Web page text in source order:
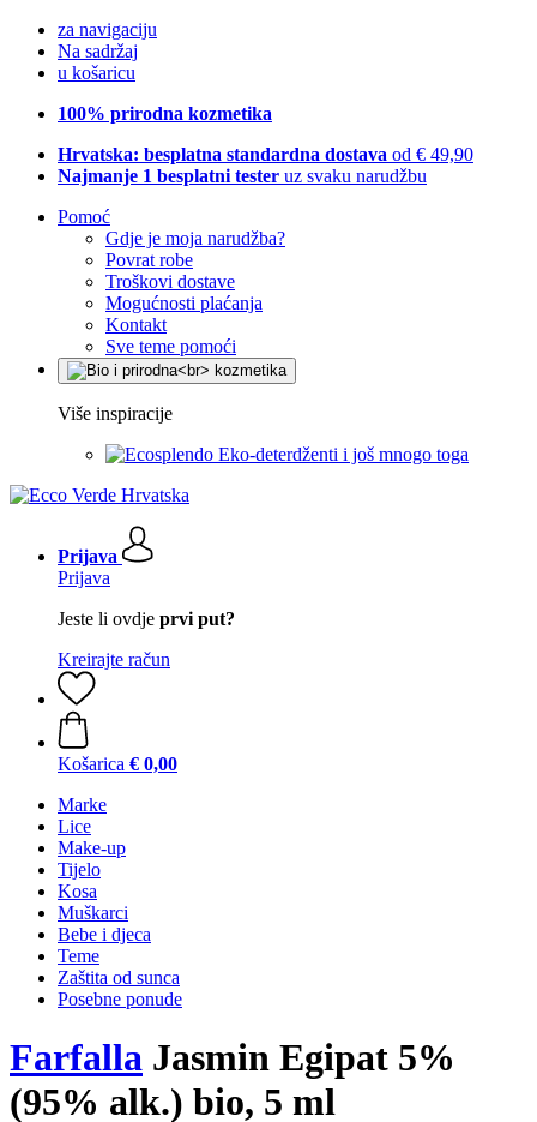
za navigaciju
Na sadržaj
u košaricu
100% prirodna kozmetika
Hrvatska: besplatna standardna dostava od € 49,90
Najmanje 1 besplatni tester uz svaku narudžbu
Pomoć
Gdje je moja narudžba?
Povrat robe
Troškovi dostave
Mogućnosti plaćanja
Kontakt
Sve teme pomoći
Više inspiracije
Eko-deterdženti i još mnogo toga
Prijava
Prijava
Jeste li ovdje prvi put?
Kreirajte račun
Košarica € 0,00
Marke
Lice
Make-up
Tijelo
Kosa
Muškarci
Bebe i djeca
Teme
Zaštita od sunca
Posebne ponude
Farfalla Jasmin Egipat 5%
(95% alk.) bio, 5 ml